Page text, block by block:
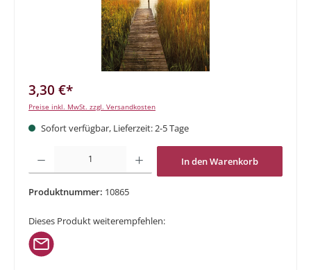
3,30 €*
Preise inkl. MwSt. zzgl. Versandkosten
Sofort verfügbar, Lieferzeit: 2-5 Tage
Produkt Anzahl: Gib den gewünschten Wert ein oder benutze die Schaltflächen um
In den Warenkorb
Produktnummer: 10865
Dieses Produkt weiterempfehlen: